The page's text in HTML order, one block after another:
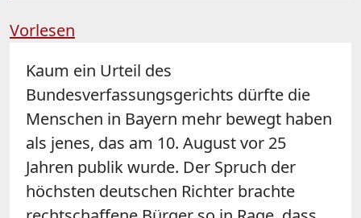
Vorlesen
Kaum ein Urteil des
Bundesverfassungsgerichts dürfte die
Menschen in Bayern mehr bewegt haben
als jenes, das am 10. August vor 25
Jahren publik wurde. Der Spruch der
höchsten deutschen Richter brachte